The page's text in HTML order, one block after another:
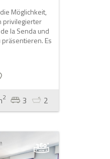
Möglichkeit,
privilegierter
la Senda und
präsentieren. Es
2 3 2